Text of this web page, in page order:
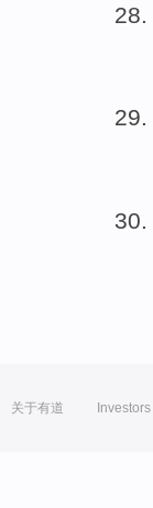
关于有道 Investors